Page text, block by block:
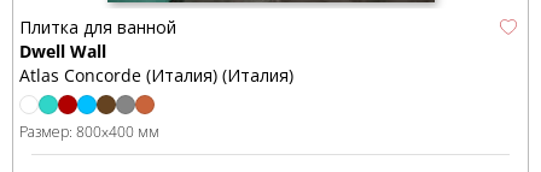
Плитка для ванной
Dwell Wall
Atlas Concorde (Италия) (Италия)
Размер: 800x400 мм